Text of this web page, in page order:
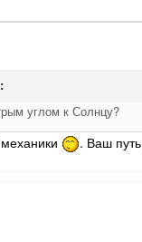
углом к Солнцу?
. Ваш